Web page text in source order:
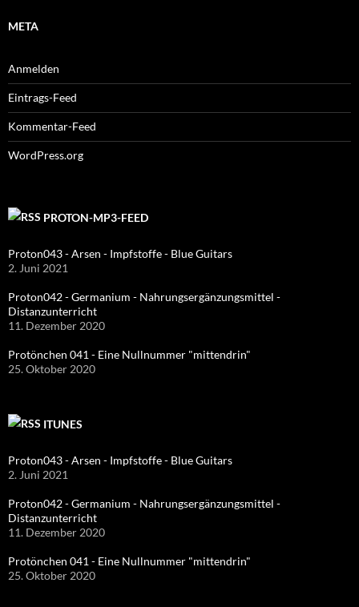
META
Anmelden
Eintrags-Feed
Kommentar-Feed
WordPress.org
PROTON-MP3-FEED
Proton043 - Arsen - Impfstoffe - Blue Guitars
2. Juni 2021
Proton042 - Germanium - Nahrungsergänzungsmittel -
Distanzunterricht
11. Dezember 2020
Protönchen 041 - Eine Nullnummer "mittendrin"
25. Oktober 2020
ITUNES
Proton043 - Arsen - Impfstoffe - Blue Guitars
2. Juni 2021
Proton042 - Germanium - Nahrungsergänzungsmittel -
Distanzunterricht
11. Dezember 2020
Protönchen 041 - Eine Nullnummer "mittendrin"
25. Oktober 2020